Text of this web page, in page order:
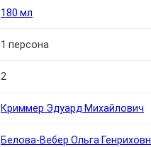
180 мл
1 персона
2
Криммер Эдуард Михайлович
Белова-Вебер Ольга